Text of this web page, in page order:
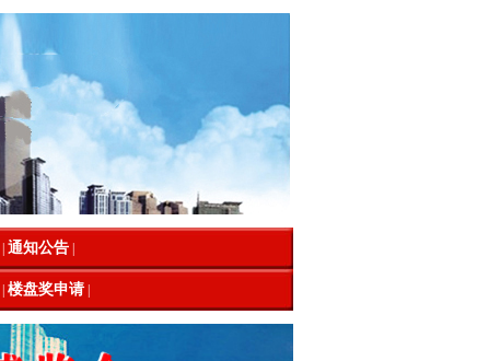
通知公告
楼盘奖申请|